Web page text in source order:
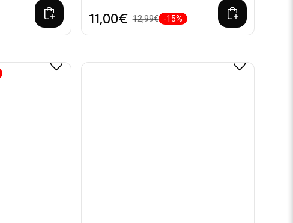
11,00€ 12,99€ -15%